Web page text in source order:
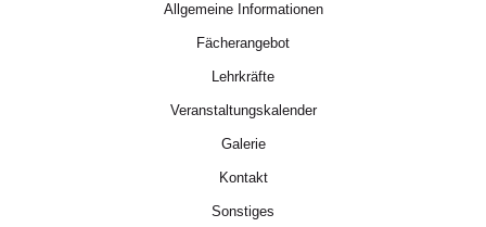
Allgemeine Informationen
Fächerangebot
Lehrkräfte
Veranstaltungskalender
Galerie
Kontakt
Sonstiges